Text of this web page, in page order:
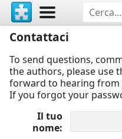
Contattaci
To send questions,
the authors, please use
forward to hearing from
If you forgot your
Il tuo
nome